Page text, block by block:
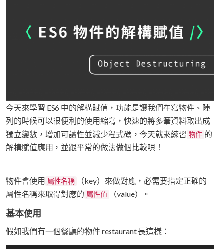
今天來學習 ES6 中的解構賦值，功能是讓我們在寫物件、陣
列的時候可以很便利的使用縮寫，快速的將多筆資料取出成
獨立變數，增加可讀性並減少程式碼，今天就來練習 物件 的
解構賦值應用，並跟平常的做法做個比較唄！
物件會使用 屬性名稱
（key）來做對應，必需要指定正確的
屬性名稱來取得對應的 屬性值 （value）。
基本使用
假如我們有一個餐廳的物件 restaurant 長這樣：